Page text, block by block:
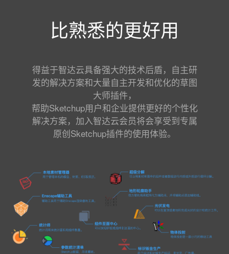
比熟悉的更好用
得益于智达云具备强大的技术后盾，自主研
发的解决方案和大量自主开发和优化的草图
大师插件，
帮助Sketchup用户和企业提供更好的个性化
解决方案，加入智达云会员将会享受到专属
原创Sketchup插件的使用体验。